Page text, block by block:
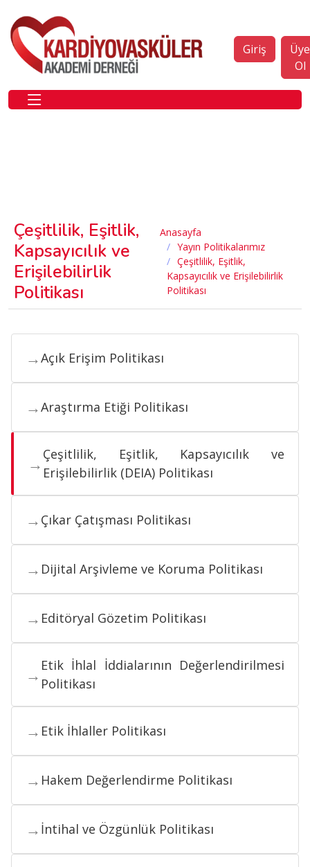
Giriş
Üye
Ol
Çeşitlilik, Eşitlik,
Kapsayıcılık ve
Erişilebilirlik
Politikası
Anasayfa
Yayın Politikalarımız
Çeşitlilik, Eşitlik,
Kapsayıcılık ve Erişilebilirlik
Politikası
→Açık Erişim Politikası
→Araştırma Etiği Politikası
→ Çeşitlilik, Eşitlik, Kapsayıcılık ve
Erişilebilirlik (DEIA) Politikası
→ Çıkar Çatışması Politikası
→ Dijital Arşivleme ve Koruma Politikası
→ Editöryal Gözetim Politikası
→ Etik İhlal İddialarının Değerlendirilmesi
Politikası
→ Etik İhlaller Politikası
→ Hakem Değerlendirme Politikası
→ İntihal ve Özgünlük Politikası